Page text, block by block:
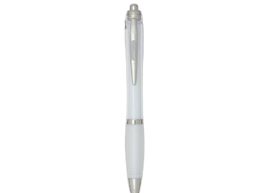
Minimale afname: 1